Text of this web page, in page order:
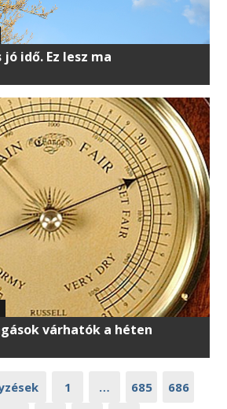
idő. Ez lesz ma
várhatók a héten
1 … 685
686